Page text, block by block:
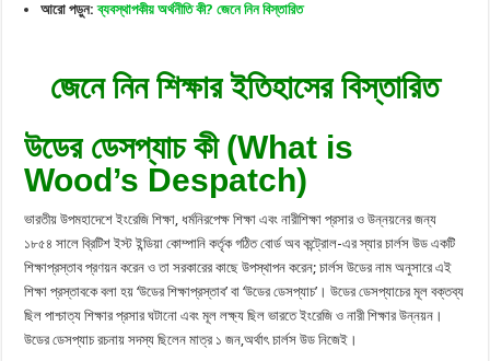
আরো পড়ুন:ব্যবস্থাপকীয় অর্থনীতি কী? জেনে নিন বিস্তারিত
জেনে নিন শিক্ষার ইতিহাসের বিস্তারিত
উডের ডেসপ্যাচ কী (What is
Wood’s Despatch)
ভারতীয় উপমহাদেশে ইংরেজি শিক্ষা, ধর্মনিরপেক্ষ শিক্ষা এবং নারীশিক্ষা প্রসার ও উন্নয়নের জন্য
১৮৫৪ সালে ব্রিটিশ ইস্ট ইন্ডিয়া কোম্পানি কর্তৃক গঠিত বাের্ড অব কন্ট্রোল-এর স্যার চার্লস উড একটি
শিক্ষাপ্রস্তাব প্রণয়ন করেন ও তা সরকারের কাছে উপস্থাপন করেন; চার্লস উডের নাম অনুসারে এই
শিক্ষা প্রস্তাবকে বলা হয় ‘উডের শিক্ষাপ্রস্তাব’ বা ‘উডের ডেসপ্যাচ’। উডের ডেসপ্যাচের মূল বক্তব্য
ছিল পাশ্চাত্য শিক্ষার প্রসার ঘটানো এবং মূল লক্ষ্য ছিল ভারতে ইংরেজি ও নারী শিক্ষার উন্নয়ন।
উডের ডেসপ্যাচ রচনায় সদস্য ছিলেন মাত্র ১ জন,অর্থাৎ চার্লস উড নিজেই।